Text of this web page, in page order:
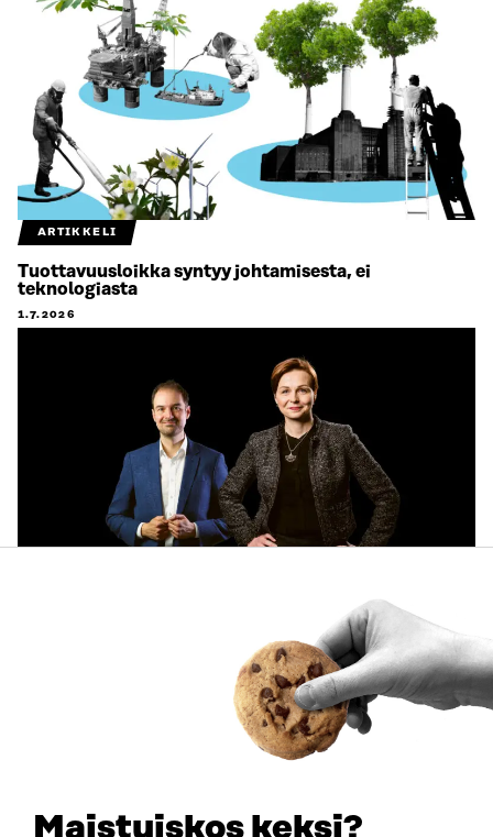
Maistuiskos keksi?
ARTIKKELI
Tuottavuusloikka syntyy johtamisesta, ei
teknologiasta
1.7.2026
Käyttäjien tarpeet keskiöön ja käytännön pilotteja –
Muistio esittää 10 suositusta ekosysteemitilinpidon